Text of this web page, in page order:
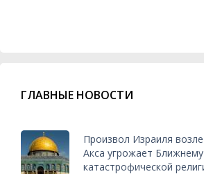
ГЛАВНЫЕ НОВОСТИ
Произвол Израиля
Акса угрожает
катастрофической